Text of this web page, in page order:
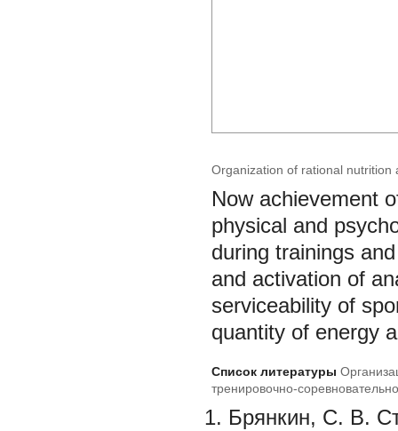
Organization of rational nutrition
Now achievement
physical and
during trainings
and activation of
serviceability of
quantity of energy
Список литературы
тренировочно-
Брянкин, С. В.